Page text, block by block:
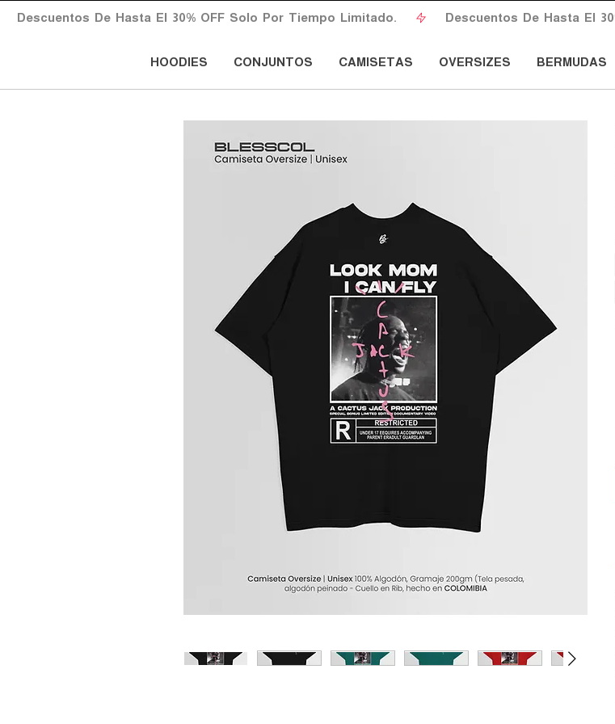
       Descuentos  De  Hasta  El  30%  OFF  Solo  Por  Tiempo  Limitado.
HOODIES CONJUNTOS CAMISETAS OVERSIZES BERMUDAS